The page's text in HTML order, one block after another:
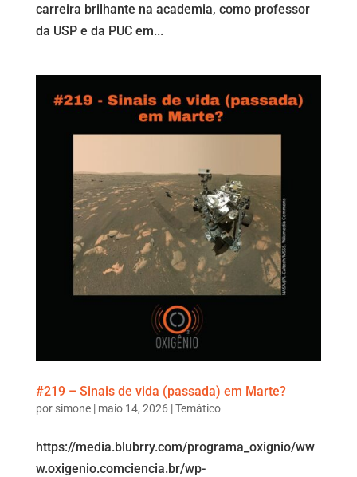
carreira brilhante na academia, como professor
da USP e da PUC em...
#219 – Sinais de vida (passada) em Marte?
por simone| maio 14, 2026|Temático
https://media.blubrry.com/programa_oxignio/ww
w.oxigenio.comciencia.br/wp-